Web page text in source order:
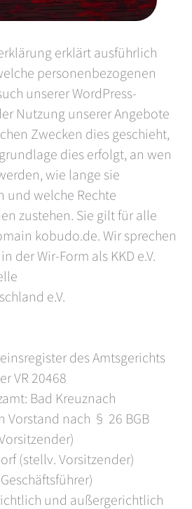
erklärt ausführlich
personenbezogenen
unserer WordPress-
Nutzung unserer Angebote
Zwecken dies geschieht,
dies erfolgt, an wen
wie lange sie
und welche Rechte
zustehen. Sie gilt für alle
kobudo.de. Wir sprechen
der Wir-Form als KKD e.V.
e.V.
des Amtsgerichts
VR 20468
Bad Kreuznach
Vorstand nach § 26 BGB
(stellv. Vorsitzender)
und außergerichtlich